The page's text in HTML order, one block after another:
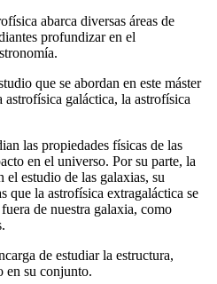
abarca diversas áreas de
profundizar en el
que se abordan en este máster
astrofísica galáctica, la astrofísica
las propiedades físicas de las
en el universo. Por su parte, la
el estudio de las galaxias, su
que la astrofísica extragaláctica se
de nuestra galaxia, como
de estudiar la estructura,
en su conjunto.